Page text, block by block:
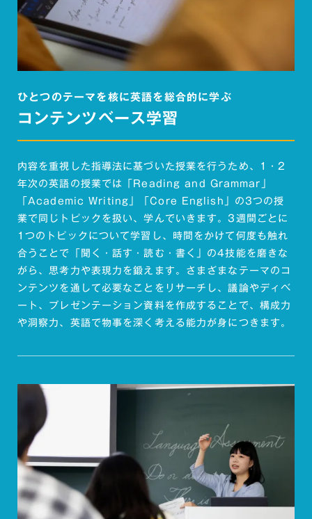
ひとつのテーマを核に英語を総合的に学ぶ
コンテンツベース学習
内容を重視した指導法に基づいた授業を行うため、1・2
年次の英語の授業では「Reading and Grammar」
「Academic Writing」「Core English」の3つの授
業で同じトピックを扱い、学んでいきます。3週間ごとに
1つのトピックについて学習し、時間をかけて何度も触れ
合うことで「聞く・話す・読む・書く」の4技能を磨きな
がら、思考力や表現力を鍛えます。さまざまなテーマのコ
ンテンツを通して必要なことをリサーチし、議論やディベ
ート、プレゼンテーション資料を作成することで、構成力
や洞察力、英語で物事を深く考える能力が身につきます。